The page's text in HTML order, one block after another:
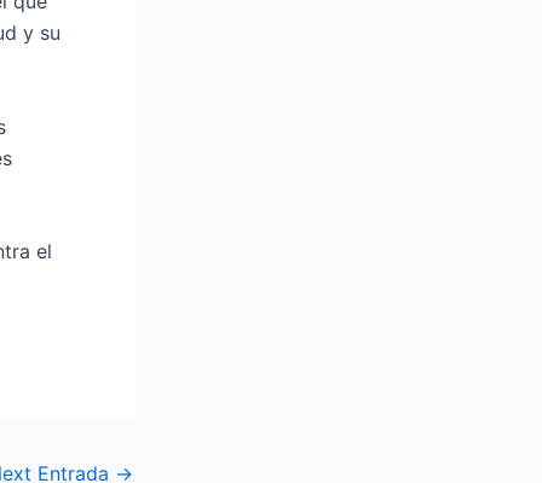
y su
el
Entrada →